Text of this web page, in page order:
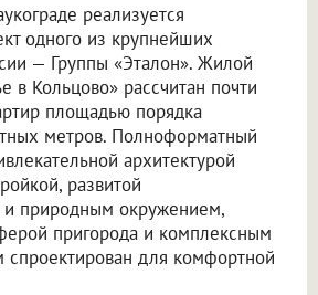
реализуется
одного из крупнейших
— Группы «Эталон». Жилой
в Кольцово» рассчитан почти
площадью порядка
метров. Полноформатный
архитектурой
развитой
и природным окружением,
пригорода и комплексным
спроектирован для комфортной